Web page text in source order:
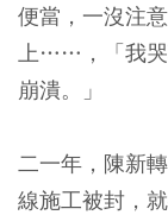
便當，一沒注
上……，「我哭
崩潰。」
二一年，陳新
線施工被封，